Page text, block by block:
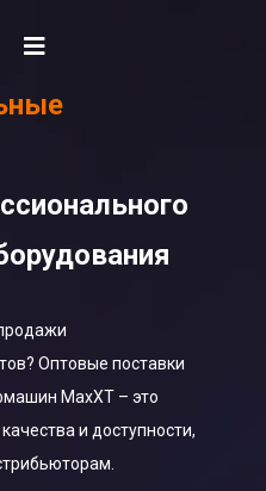
Оптовые поставки
MaxXT – это
и доступности,